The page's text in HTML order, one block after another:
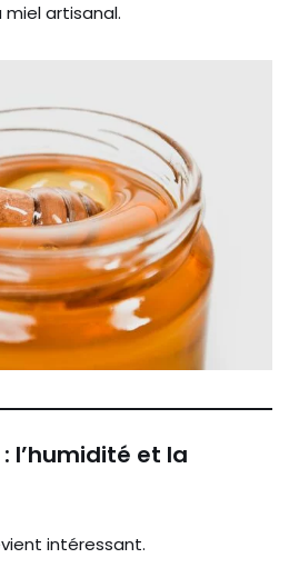
artisanal.
l’humidité et la
intéressant.